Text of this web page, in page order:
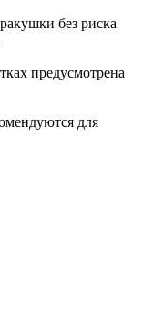
без риска
предусмотрена
для